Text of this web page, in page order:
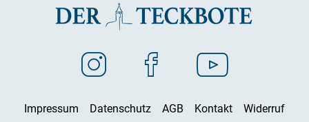
Impressum Datenschutz AGB Kontakt
Widerruf